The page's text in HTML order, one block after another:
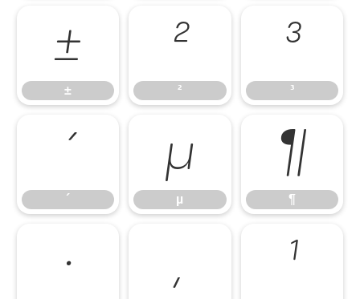
±
±
²
²
³
³
´
´
µ
µ
¶
¶
· ¸ ¹